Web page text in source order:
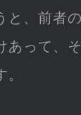
と、前者
あって、